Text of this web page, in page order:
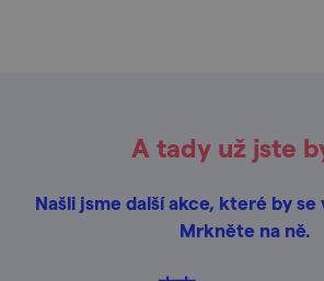
A tady už jste
Našli jsme další akce, které by
Mrkněte na ně.